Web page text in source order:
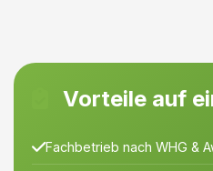
Vorteile auf
Fachbetrieb nach WHG &